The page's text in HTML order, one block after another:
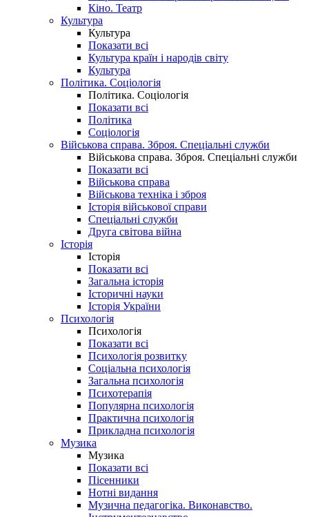
Кіно. Театр
Культура
Культура
Показати всі
Культура країн і народів світу
Культура
Політика. Соціологія
Політика. Соціологія
Показати всі
Політика
Соціологія
Військова справа. Зброя. Спеціальні служби
Військова справа. Зброя. Спеціальні служби
Показати всі
Військова справа
Військова техніка і зброя
Історія військової справи
Спеціальні служби
Друга світова війна
Історія
Історія
Показати всі
Загальна історія
Історичні науки
Історія України
Психологія
Психологія
Показати всі
Психологія розвитку
Соціальна психологія
Загальна психологія
Психотерапія
Популярна психологія
Практична психологія
Прикладна психологія
Музика
Музика
Показати всі
Пісенники
Нотні видання
Музична педагогіка. Виконавство.